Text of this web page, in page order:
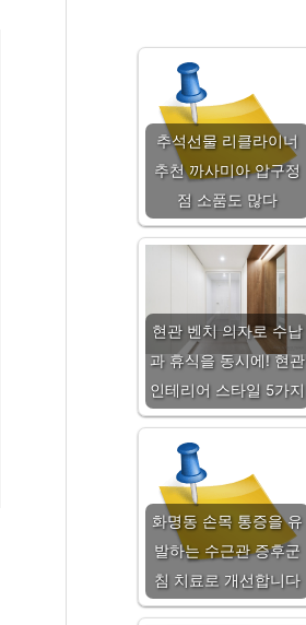
추석선물 리클라이너
추천 까사미아 압구정
점 소품도 많다
현관 벤치 의자로 수납
과 휴식을 동시에! 현관
인테리어 스타일 5가지
화명동 손목 통증을 유
발하는 수근관 증후군
침 치료로 개선합니다